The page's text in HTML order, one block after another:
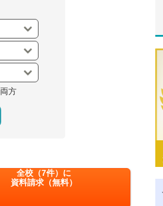
九州・沖縄
閉じる
両方
全校（7件）に
資料請求（無料）